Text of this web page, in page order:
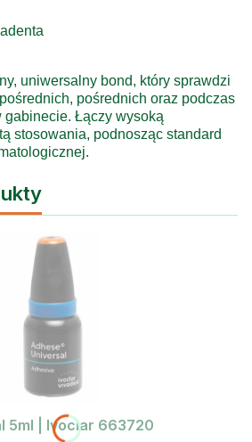
uniwersalny bond, który sprawdzi
pośrednich oraz podczas
gabinecie. Łączy wysoką
stosowania, podnosząc standard
5ml | Ivoclar 663720